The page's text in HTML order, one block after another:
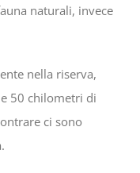
naturali, invece
nella riserva,
50 chilometri di
ci sono